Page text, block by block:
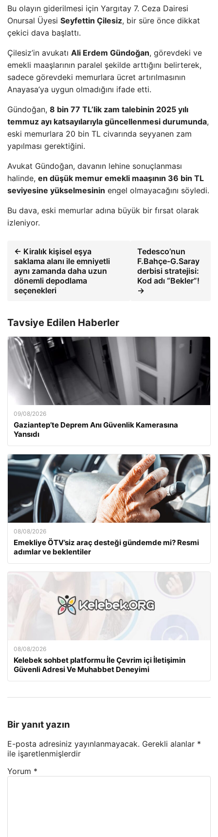
Bu olayın giderilmesi için Yargıtay 7. Ceza Dairesi
Onursal Üyesi Seyfettin Çilesiz, bir süre önce dikkat
çekici dava başlattı.
Çilesiz’in avukatı Ali Erdem Gündoğan, görevdeki ve
emekli maaşlarının paralel şekilde arttığını belirterek,
sadece görevdeki memurlara ücret artırılmasının
Anayasa’ya uygun olmadığını ifade etti.
Gündoğan, 8 bin 77 TL’lik zam talebinin 2025 yılı
temmuz ayı katsayılarıyla güncellenmesi durumunda,
eski memurlara 20 bin TL civarında seyyanen zam
yapılması gerektiğini.
Avukat Gündoğan, davanın lehine sonuçlanması
halinde, en düşük memur emekli maaşının 36 bin TL
seviyesine yükselmesinin engel olmayacağını söyledi.
Bu dava, eski memurlar adına büyük bir fırsat olarak
izleniyor.
← Kiralık kişisel eşya
saklama alanı ile emniyetli
aynı zamanda daha uzun
dönemli depodlama
seçenekleri
Tedesco’nun
F.Bahçe-G.Saray
derbisi stratejisi:
Kod adı “Bekler”!
→
Tavsiye Edilen Haberler
09/08/2026
Gaziantep’te Deprem Anı Güvenlik Kamerasına
Yansıdı
08/08/2026
Emekliye ÖTV’siz araç desteği gündemde mi? Resmi
adımlar ve beklentiler
08/08/2026
Kelebek sohbet platformu İle Çevrim içi İletişimin
Güvenli Adresi Ve Muhabbet Deneyimi
Bir yanıt yazın
E-posta adresiniz yayınlanmayacak. Gerekli alanlar *
ile işaretlenmişlerdir
Yorum *